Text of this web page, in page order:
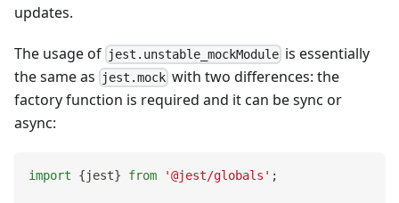
updates.
The usage of jest.unstable_mockModule is essentially
the same as
jest.mock with two differences: the
factory function is required and it can be sync or
async:
import {jest} from '@jest/globals' ;